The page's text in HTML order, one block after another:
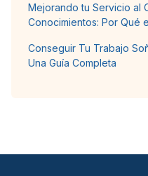
Mejorando tu Servicio al
Conocimientos: Por Qué
Conseguir Tu Trabajo
Una Guía Completa